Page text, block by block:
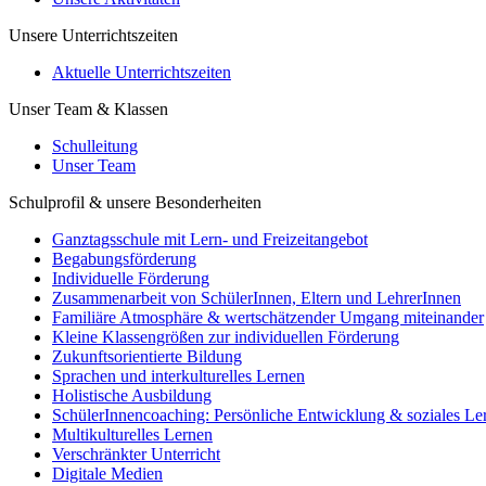
Unsere Unterrichtszeiten
Aktuelle Unterrichtszeiten
Unser Team & Klassen
Schulleitung
Unser Team
Schulprofil & unsere Besonderheiten
Ganztagsschule mit Lern- und Freizeitangebot
Begabungsförderung
Individuelle Förderung
Zusammenarbeit von SchülerInnen, Eltern und LehrerInnen
Familiäre Atmosphäre & wertschätzender Umgang miteinander
Kleine Klassengrößen zur individuellen Förderung
Zukunftsorientierte Bildung
Sprachen und interkulturelles Lernen
Holistische Ausbildung
SchülerInnencoaching: Persönliche Entwicklung & soziales
Multikulturelles Lernen
Verschränkter Unterricht
Digitale Medien